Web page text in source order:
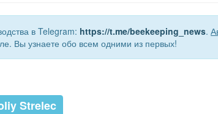
в Telegram: https://t.me/beekeeping_news.
Вы узнаете обо всем одними из первых!
Strelec